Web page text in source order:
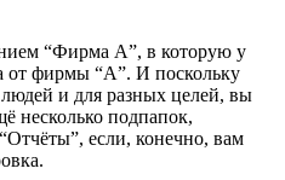
“Фирма А”, в которую у
от фирмы “А”. И поскольку
и для разных целей, вы
несколько подпапок,
если, конечно, вам